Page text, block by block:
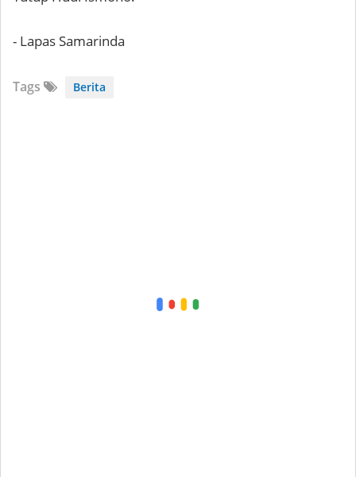
- Lapas Samarinda
Tags Berita